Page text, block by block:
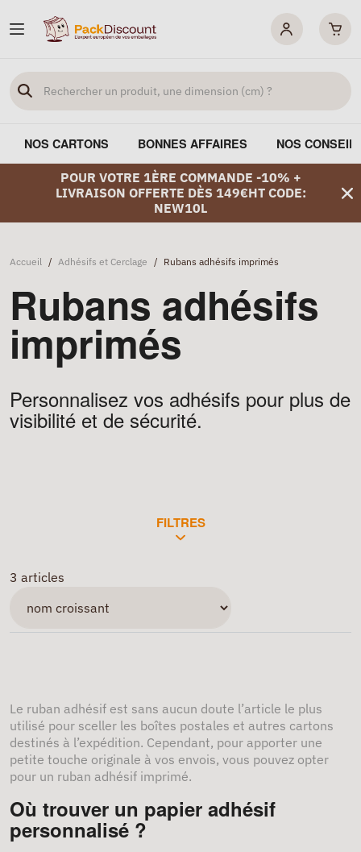
NOS CARTONS BONNES AFFAIRES NOS
POUR VOTRE 1ÈRE COMMANDE -10% +
LIVRAISON OFFERTE DÈS 149€HT CODE:
NEW10L
Accueil / Adhésifs et Cerclage / Rubans adhésifs imprimés
Rubans adhésifs
imprimés
Personnalisez vos adhésifs pour plus de
visibilité et de sécurité.
FILTRES
3 articles
Le ruban adhésif est sans aucun doute l’article le plus
utilisé pour sceller les boîtes postales et autres cartons
destinés à l’expédition. Cependant, pour apporter une
petite touche originale à vos envois, vous pouvez opter
pour un ruban adhésif imprimé.
Où trouver un papier adhésif
personnalisé ?